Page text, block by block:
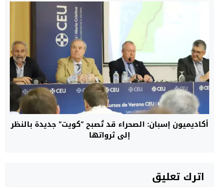
أكاديميون إسبان: الصحراء قد تُصبح “كويت” جديدة بالنظر
إلى ثرواتها
اترك تعليق